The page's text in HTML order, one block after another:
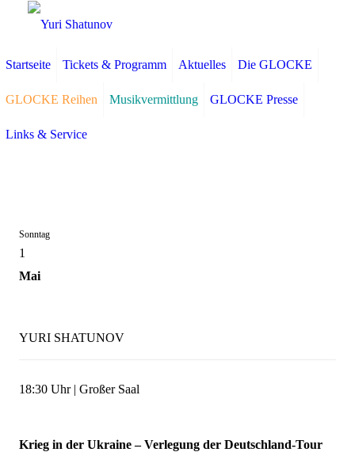
Startseite Tickets & Programm Aktuelles Die GLOCKE
GLOCKE Reihen Musikvermittlung GLOCKE Presse
Links & Service
Sonntag
1
Mai
YURI SHATUNOV
18:30 Uhr | Großer Saal
Krieg in der Ukraine – Verlegung der Deutschland-Tour